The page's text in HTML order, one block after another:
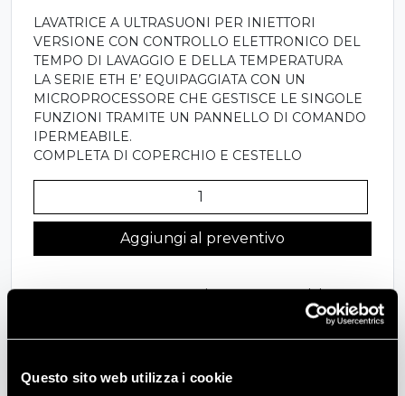
Questo sito web utilizza i cookie
LAVATRICE A ULTRASUONI PER INIETTORI
VERSIONE CON CONTROLLO ELETTRONICO DEL
TEMPO DI LAVAGGIO E DELLA TEMPERATURA
LA SERIE ETH E’ EQUIPAGGIATA CON UN
MICROPROCESSORE CHE GESTISCE LE SINGOLE
FUNZIONI TRAMITE UN PANNELLO DI COMANDO
IPERMEABILE.
COMPLETA DI COPERCHIO E CESTELLO
-
A
VERSIONE
CONTROLLO
Aggiungi al preventivo
COD:2200ETH Categoria:Motore E Frizione
Descrizione